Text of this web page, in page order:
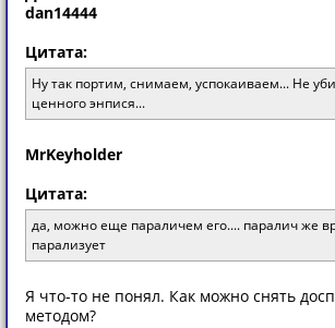
dan14444
Цитата:
Ну так портим, снимаем, успокаиваем... Не
ценного энпися...
MrKeyholder
Цитата:
да, можно еще параличем его.... паралич же
парализует
Я что-то не понял. Как можно снять
методом?